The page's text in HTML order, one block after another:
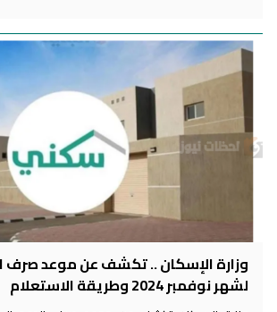
وزارة الإسكان .. تكشف عن موعد صرف
لشهر نوفمبر 2024 وطريقة الاستعلام